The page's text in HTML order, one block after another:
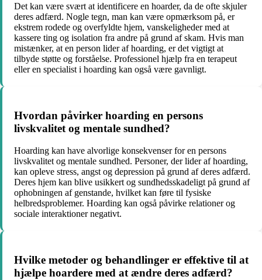
Det kan være svært at identificere en hoarder, da de ofte skjuler
deres adfærd. Nogle tegn, man kan være opmærksom på, er
ekstrem rodede og overfyldte hjem, vanskeligheder med at
kassere ting og isolation fra andre på grund af skam. Hvis man
mistænker, at en person lider af hoarding, er det vigtigt at
tilbyde støtte og forståelse. Professionel hjælp fra en terapeut
eller en specialist i hoarding kan også være gavnligt.
Hvordan påvirker hoarding en persons
livskvalitet og mentale sundhed?
Hoarding kan have alvorlige konsekvenser for en persons
livskvalitet og mentale sundhed. Personer, der lider af hoarding,
kan opleve stress, angst og depression på grund af deres adfærd.
Deres hjem kan blive usikkert og sundhedsskadeligt på grund af
ophobningen af genstande, hvilket kan føre til fysiske
helbredsproblemer. Hoarding kan også påvirke relationer og
sociale interaktioner negativt.
Hvilke metoder og behandlinger er effektive til at
hjælpe hoardere med at ændre deres adfærd?